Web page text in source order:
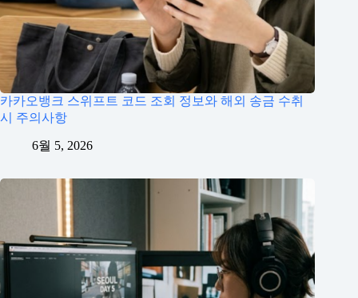
카카오뱅크 스위프트 코드 조회 정보와 해외 송금 수취
시 주의사항
6월 5, 2026